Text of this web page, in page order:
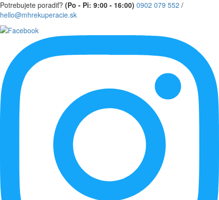
Potrebujete poradiť? (Po - Pi: 9:00 - 16:00) 0902 079 552 /
hello@mhrekuperacie.sk